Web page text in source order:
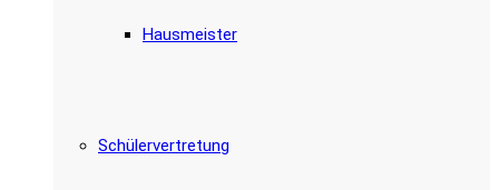
Hausmeister
Schülervertretung